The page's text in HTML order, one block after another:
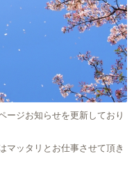
ージお知らせを更新しており
マッタリとお仕事させて頂き